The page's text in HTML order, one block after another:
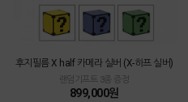
후지필름 X half 카메라 실버 (X-하프 실버)
랜덤기프트 3종 증정
899,000원